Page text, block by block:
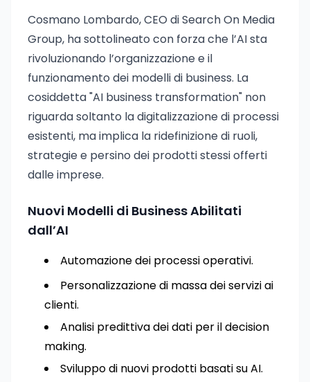
Cosmano Lombardo, CEO di Search On Media
Group, ha sottolineato con forza che l’AI sta
rivoluzionando l’organizzazione e il
funzionamento dei modelli di business. La
cosiddetta "AI business transformation" non
riguarda soltanto la digitalizzazione di processi
esistenti, ma implica la ridefinizione di ruoli,
strategie e persino dei prodotti stessi offerti
dalle imprese.
Nuovi Modelli di Business Abilitati
dall’AI
Automazione dei processi operativi.
Personalizzazione di massa dei servizi ai
clienti.
Analisi predittiva dei dati per il decision
making.
Sviluppo di nuovi prodotti basati su AI.